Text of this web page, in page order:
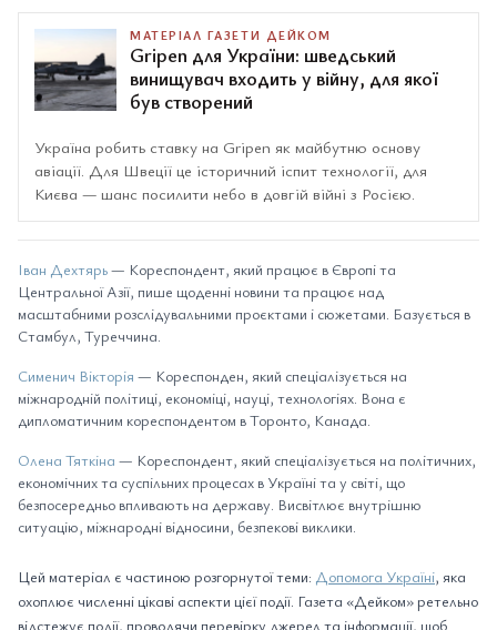
МАТЕРІАЛ ГАЗЕТИ ДЕЙКОМ
Gripen для України: шведський
винищувач входить у війну, для якої
був створений
Україна робить ставку на Gripen як майбутню основу
авіації. Для Швеції це історичний іспит технології, для
Києва — шанс посилити небо в довгій війні з Росією.
Іван Дехтярь— Кореспондент, який працює в Європі та
Центральної Азії, пише щоденні новини та працює над
масштабними розслідувальними проєктами і сюжетами. Базується в
Стамбул, Туреччина.
Сименич Вікторія — Кореспонден, який спеціалізується на
міжнародній політиці, економіці, науці, технологіях. Вона є
дипломатичним кореспондентом в Торонто, Канада.
Олена Тяткіна — Кореспондент, який спеціалізується на політичних,
економічних та суспільних процесах в Україні та у світі, що
безпосередньо впливають на державу. Висвітлює внутрішню
ситуацію, міжнародні відносини, безпекові виклики.
Цей матеріал є частиною розгорнутої теми: Допомога Україні, яка
охоплює численні цікаві аспекти цієї події. Газета «Дейком» ретельно
відстежує події, проводячи перевірку джерел та інформації, щоб